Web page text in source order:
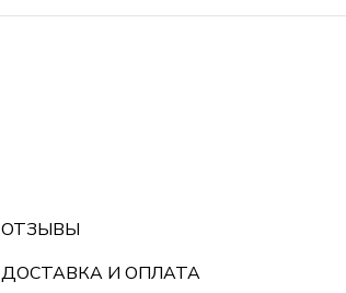
ОТЗЫВЫ
ДОСТАВКА И ОПЛАТА